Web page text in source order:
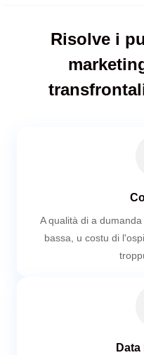
Risolve i
A qualità di a
bassa, u costu di